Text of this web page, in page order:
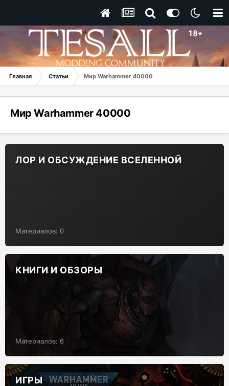
Главная Статьи Мир Warhammer 40000
Мир Warhammer 40000
ЛОР И ОБСУЖДЕНИЕ ВСЕЛЕННОЙ
Материалов: 0
КНИГИ И ОБЗОРЫ
Материалов: 6
ИГРЫ